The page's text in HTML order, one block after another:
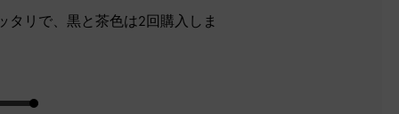
タリで、黒と茶色は2回購入しま